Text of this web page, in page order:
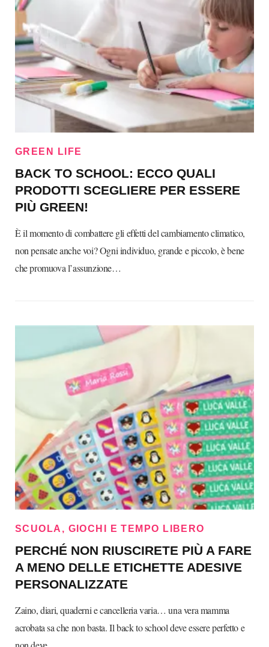
GREEN LIFE
BACK TO SCHOOL: ECCO QUALI
PRODOTTI SCEGLIERE PER ESSERE
PIÙ GREEN!
È il momento di combattere gli effetti del cambiamento climatico,
non pensate anche voi? Ogni individuo, grande e piccolo, è bene
che promuova l’assunzione…
SCUOLA, GIOCHI E TEMPO LIBERO
PERCHÉ NON RIUSCIRETE PIÙ A FARE
A MENO DELLE ETICHETTE ADESIVE
PERSONALIZZATE
Zaino, diari, quaderni e cancelleria varia… una vera mamma
acrobata sa che non basta. Il back to school deve essere perfetto e